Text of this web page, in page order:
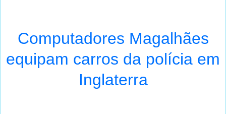
Computadores Magalhães
equipam carros da polícia em
Inglaterra